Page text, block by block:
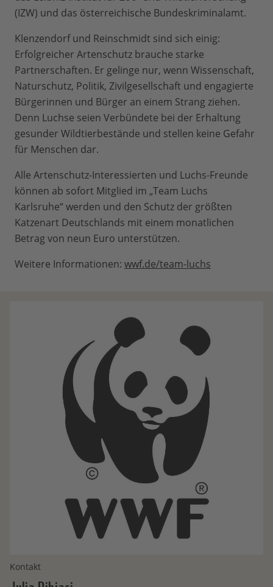
(IZW) und das österreichische Bundeskriminalamt.
Klenzendorf und Reinschmidt sind sich einig:
Erfolgreicher Artenschutz brauche starke
Partnerschaften. Er gelinge nur, wenn Wissenschaft,
Naturschutz, Politik, Zivilgesellschaft und engagierte
Bürgerinnen und Bürger an einem Strang ziehen.
Denn Luchse seien Verbündete bei der Erhaltung
gesunder Wildtierbestände und stellen keine Gefahr
für Menschen dar.
Alle Artenschutz-Interessierten und Luchs-Freunde
können ab sofort Mitglied im „Team Luchs
Karlsruhe“ werden und den Schutz der größten
Katzenart Deutschlands mit einem monatlichen
Betrag von neun Euro unterstützen.
Weitere Informationen: wwf.de/team-luchs
Kontakt